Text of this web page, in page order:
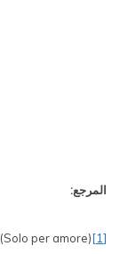
المرجع:
[
1
]
(Solo per amore)